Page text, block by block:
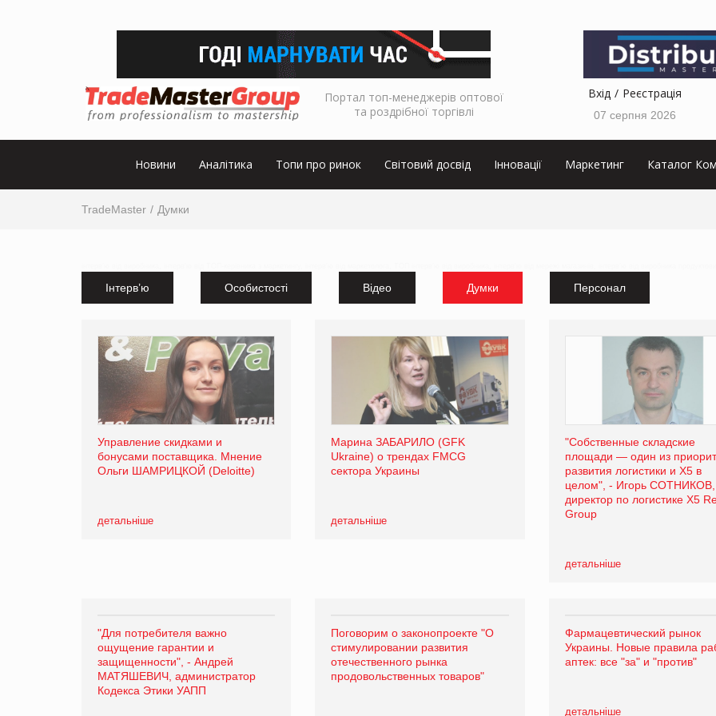
Портал топ-менеджерів оптової
та роздрібної торгівлі
Вхід Реєстрація
07 серпня 2026
Новини Аналітика Топи про ринок Світовий досвід Інновації Маркетинг Каталог
TradeMaster Думки
Інтерв’ю Особистості Відео Думки Персонал
Управление скидками и
бонусами поставщика. Мнение
Ольги ШАМРИЦКОЙ (Deloitte)
детальніше
Марина ЗАБАРИЛО (GFK
Ukraine) о трендах FMCG
сектора Украины
детальніше
"Собственные складские
площади — один из
развития логистики и Х5 в
целом", - Игорь СОТНИКОВ,
директор по логистике Х5
Group
детальніше
"Для потребителя важно
ощущение гарантии и
защищенности", - Андрей
МАТЯШЕВИЧ, администратор
Кодекса Этики УАПП
Поговорим о законопроекте "О
стимулировании развития
отечественного рынка
продовольственных товаров"
Фармацевтический рынок
Украины. Новые правила
аптек: все "за" и "против"
детальніше